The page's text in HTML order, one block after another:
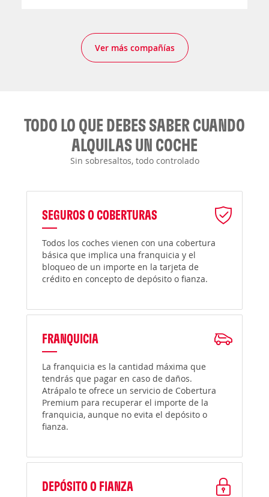
Ver más compañías
TODO LO QUE DEBES SABER CUANDO
ALQUILAS UN COCHE
Sin sobresaltos, todo controlado
SEGUROS O COBERTURAS
Todos los coches vienen con una cobertura
básica que implica una franquicia y el
bloqueo de un importe en la tarjeta de
crédito en concepto de depósito o fianza.
FRANQUICIA
La franquicia es la cantidad máxima que
tendrás que pagar en caso de daños.
Atrápalo te ofrece un servicio de Cobertura
Premium para recuperar el importe de la
franquicia, aunque no evita el depósito o
fianza.
DEPÓSITO O FIANZA